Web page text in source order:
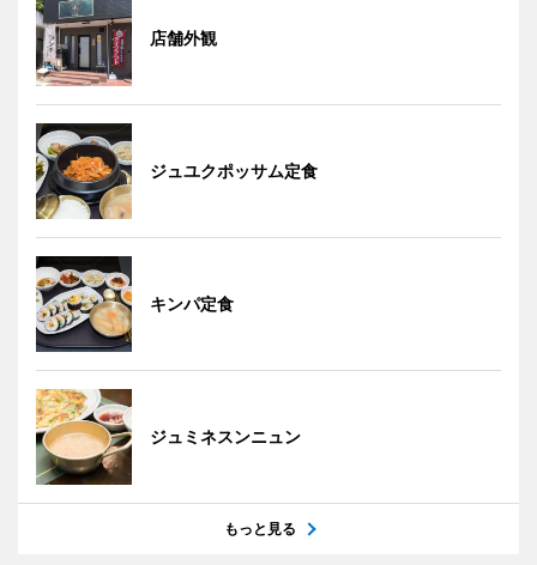
店舗外観
ジュユクポッサム定食
キンパ定食
ジュミネスンニュン
もっと見る